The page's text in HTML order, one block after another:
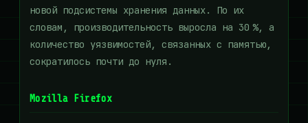
новой подсистемы хранения данных. По их
словам, производительность выросла на 30 %, а
количество уязвимостей, связанных с памятью,
сократилось почти до нуля.
Mozilla Firefox